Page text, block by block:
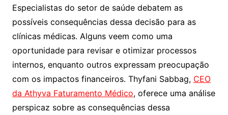
Especialistas do setor de saúde debatem as
possíveis consequências dessa decisão para as
clínicas médicas. Alguns veem como uma
oportunidade para revisar e otimizar processos
internos, enquanto outros expressam preocupação
com os impactos financeiros. Thyfani Sabbag, CEO
da Athyva Faturamento Médico, oferece uma análise
perspicaz sobre as consequências dessa